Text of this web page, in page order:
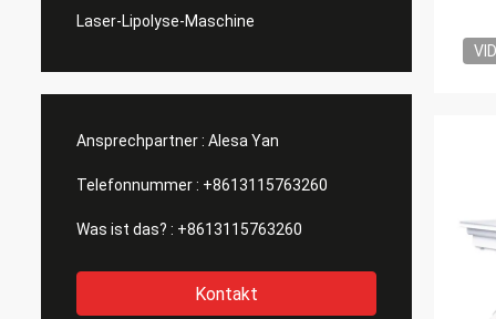
Laser-Lipolyse-Maschine
Ansprechpartner : Alesa Yan
Telefonnummer : +8613115763260
Was ist das? : +8613115763260
Kontakt